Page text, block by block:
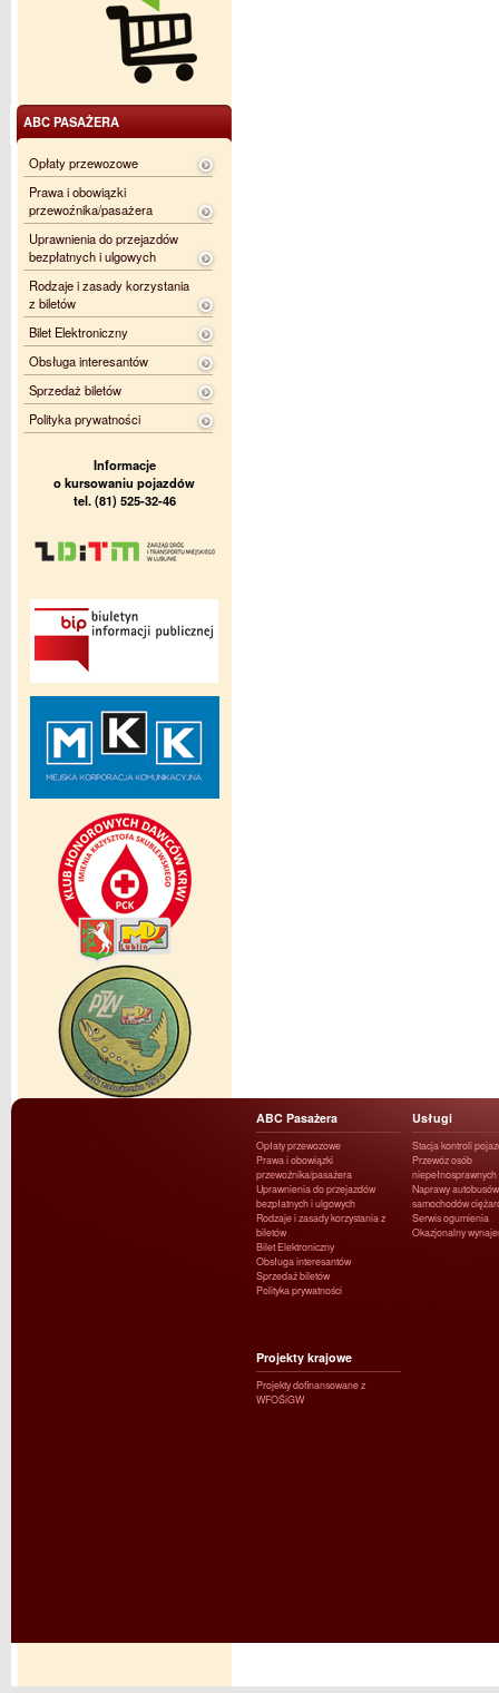
ABC PASAŻERA
Opłaty przewozowe
Prawa i obowiązki
przewoźnika/pasażera
Uprawnienia do przejazdów
bezpłatnych i ulgowych
Rodzaje i zasady korzystania
z biletów
Bilet Elektroniczny
Obsługa interesantów
Sprzedaż biletów
Polityka prywatności
Informacje
o kursowaniu pojazdów
tel. (81) 525-32-46
ABC Pasażera
Opłaty przewozowe
Prawa i obowiązki
przewoźnika/pasażera
Uprawnienia do przejazdów
bezpłatnych i ulgowych
Rodzaje i zasady korzystania z
biletów
Bilet Elektroniczny
Obsługa interesantów
Sprzedaż biletów
Polityka prywatności
Usługi
Stacja kontroli
Przewóz osób
niepełnosprawnych
Naprawy
samochodów
Serwis ogumienia
Okazjonalny
Projekty krajowe
Projekty dofinansowane z
WFOŚiGW